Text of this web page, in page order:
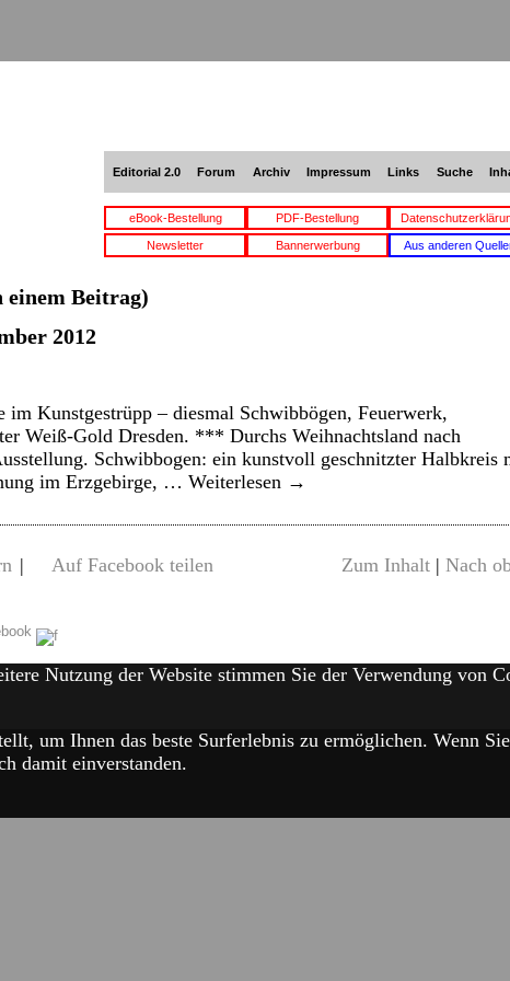
Editorial 2.0 Forum Archiv Impressum Links Suche
eBook-Bestellung PDF-Bestellung
Newsletter Bannerwerbung Aus anderen
einem Beitrag)
2012
Kunstgestrüpp – diesmal Schwibbögen, Feuerwerk,
Weiß-Gold Dresden. *** Durchs Weihnachtsland nach
Schwibbogen: ein kunstvoll geschnitzter Halbkreis
im Erzgebirge, … Weiterlesen →
| Auf Facebook teilen Zum Inhalt | Nach
Nutzung der Website stimmen Sie der Verwendung von
um Ihnen das beste Surferlebnis zu ermöglichen. Wenn
damit einverstanden.